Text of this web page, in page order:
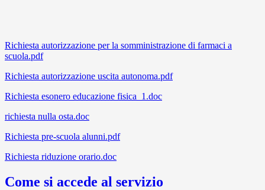
Richiesta autorizzazione per la somministrazione di farmaci a
scuola.pdf
Richiesta autorizzazione uscita autonoma.pdf
Richiesta esonero educazione fisica_1.doc
richiesta nulla osta.doc
Richiesta pre-scuola alunni.pdf
Richiesta riduzione orario.doc
Come si accede al servizio